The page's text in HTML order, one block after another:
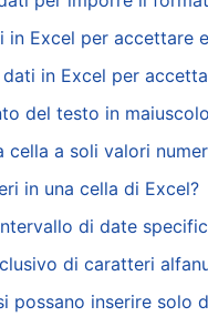
Excel per accettare
in Excel per
del testo in
cella a soli valori
in una cella di Excel?
di date
di caratteri
possano inserire solo